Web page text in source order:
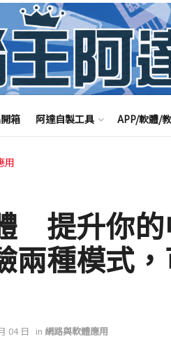
箱 阿達自製工具 APP/軟體/
用
提升你
兩種模式
04 日 in 網路與軟體應用